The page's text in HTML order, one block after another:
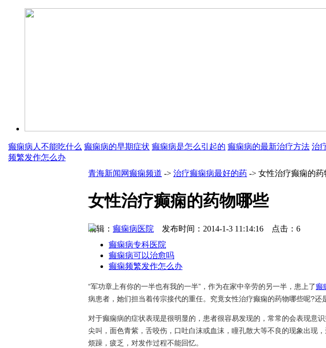
癫痫病人不能吃什么 癫痫病的早期症状 癫痫病是怎么引起的 癫痫病的最新治疗方法 治
频繁发作怎么办
青海新闻网癫痫频道 -> 治疗癫痫病最好的药 -> 女性治疗癫痫的药
女性治疗癫痫的药物哪些
编辑： 癫痫病医院 发布时间：2014-1-3 11:14:16 点击：6
癫痫病专科医院
癫痫病可以治愈吗
癫痫频繁发作怎么办
“军功章上有你的一半也有我的一半”，作为在家中辛劳的另一半，患上了癫
病患者，她们担当着传宗接代的重任。究竟女性治疗癫痫的药物哪些呢?
对于癫痫病的症状表现是很明显的，患者很容易发现的，常常的会表现意
尖叫，面色青紫，舌咬伤，口吐白沫或血沫，瞳孔散大等不良的现象出现
烦躁，疲乏，对发作过程不能回忆。